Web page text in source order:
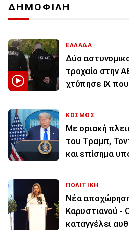
ΔΗΜΟΦΙΛΗ
ΕΛΛΑΔΑ
Δύο
τροχαίο στην
χτύπησε ΙΧ
ΚΟΣΜΟΣ
Με οριακή
του Τραμπ,
και επίσημα
ΠΟΛΙΤΙΚΗ
Νέα
Καρυστιανού -
καταγγέλει